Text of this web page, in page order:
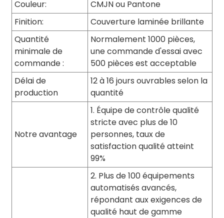
Couleur:
CMJN ou Pantone
Finition:
Couverture laminée brillante
Quantité
minimale de
commande :
Normalement 1000 pièces,
une commande d'essai avec
500 pièces est acceptable
Délai de
production
12 à 16 jours ouvrables selon la
quantité
Notre avantage
1. Équipe de contrôle qualité
stricte avec plus de 10
personnes, taux de
satisfaction qualité atteint
99%
2. Plus de 100 équipements
automatisés avancés,
répondant aux exigences de
qualité haut de gamme